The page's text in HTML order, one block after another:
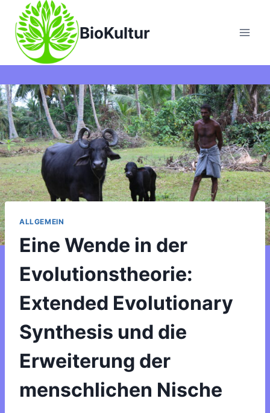
Inhalt
springen
BioKultur
ALLGEMEIN
Eine Wende in der
Evolutionstheorie:
Extended Evolutionary
Synthesis und die
Erweiterung der
menschlichen Nische